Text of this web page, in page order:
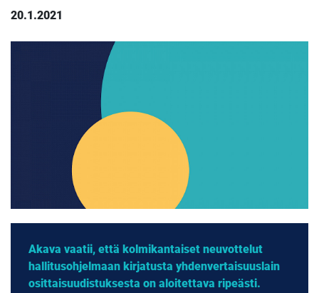
20.1.2021
Akava vaatii, että kolmikantaiset neuvottelut
hallitusohjelmaan kirjatusta yhdenvertaisuuslain
osittaisuudistuksesta on aloitettava ripeästi.